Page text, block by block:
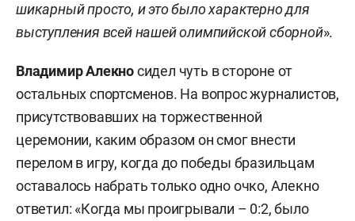
шикарный просто, и это было характерно для
выступления всей нашей олимпийской сборной».
Владимир Алекносидел чуть в стороне от
остальных спортсменов. На вопрос журналистов,
присутствовавших на торжественной
церемонии, каким образом он смог внести
перелом в игру, когда до победы бразильцам
оставалось набрать только одно очко, Алекно
ответил: «Когда мы проигрывали – 0:2, было